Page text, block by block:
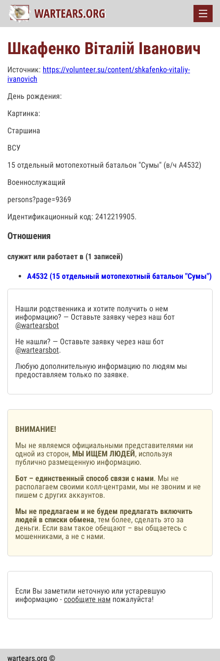
Шкафенко Віталій Іванович
Источник: https://volunteer.su/content/shkafenko-vitaliy-
ivanovich
День рождения:
Картинка:
Старшина
ВСУ
15 отдельный мотопехотный батальон "Сумы" (в/ч А4532)
Военнослужащий
persons?page=9369
Идентификационный код: 2412219905.
Отношения
служит или работает в (1 записей)
А4532 (15 отдельный мотопехотный батальон "Сумы")
Нашли родственника и хотите получить о нем
информацию? — Оставьте заявку через наш бот
@wartearsbot
Не нашли? — Оставьте заявку через наш бот
@wartearsbot.
Любую дополнительную информацию по людям мы
предоставляем только по заявке.
ВНИМАНИЕ!
Мы не являемся официальными представителями ни
одной из сторон, МЫ ИЩЕМ ЛЮДЕЙ, используя
публично размещенную информацию.
Бот – единственный способ связи с нами. Мы не
располагаем своими колл-центрами, мы не звоним и не
пишем с других аккаунтов.
Мы не предлагаем и не будем предлагать включить
людей в списки обмена, тем более, сделать это за
деньги. Если вам такое обещают – вы общаетесь с
мошенниками, а не с нами.
Если Вы заметили неточную или устаревшую
информацию - сообщите нам пожалуйста!
wartears.org ©